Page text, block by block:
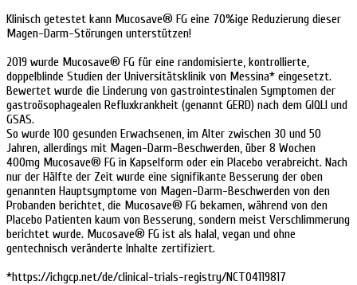
Klinisch getestet kann Mucosave® FG eine 70%ige Reduzierung dieser
Magen-Darm-Störungen unterstützen!
2019 wurde Mucosave® FG für eine randomisierte, kontrollierte,
doppelblinde Studien der Universitätsklinik von Messina* eingesetzt.
Bewertet wurde die Linderung von gastrointestinalen Symptomen der
gastroösophagealen Refluxkrankheit (genannt GERD) nach dem GIQLI und
GSAS.
So wurde 100 gesunden Erwachsenen, im Alter zwischen 30 und 50
Jahren, allerdings mit Magen-Darm-Beschwerden, über 8 Wochen
400mg Mucosave® FG in Kapselform oder ein Placebo verabreicht. Nach
nur der Hälfte der Zeit wurde eine signifikante Besserung der oben
genannten Hauptsymptome von Magen-Darm-Beschwerden von den
Probanden berichtet, die Mucosave® FG bekamen, während von den
Placebo Patienten kaum von Besserung, sondern meist Verschlimmerung
berichtet wurde. Mucosave® FG ist als halal, vegan und ohne
gentechnisch veränderte Inhalte zertifiziert.
*https://ichgcp.net/de/clinical-trials-registry/NCT04119817